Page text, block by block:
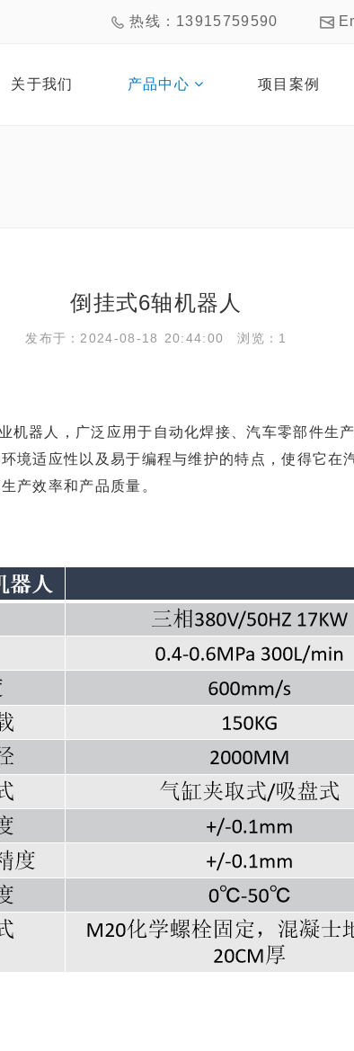
热线：13915759590
关于我们 产品中心 项目案例
倒挂式6轴机器人
发布于：2024-08-18 20:44:00 浏览：1
机器人，广泛应用于自动化焊接、汽车零部件生
境适应性以及易于编程与维护的特点，使得它在
产效率和产品质量。